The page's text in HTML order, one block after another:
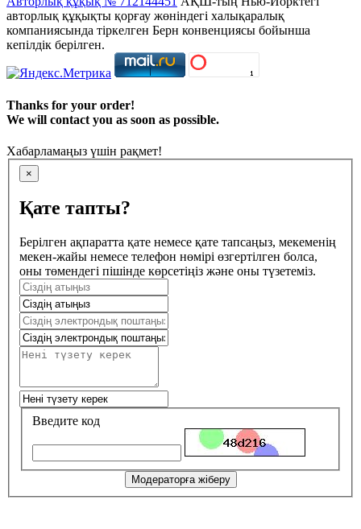
авторлық құқықты қорғау жөніндегі халықаралық
компаниясында тіркелген Берн конвенциясы бойынша
кепілдік берілген.
Thanks for your order!
We will contact you as soon as possible.
Хабарламаңыз үшін рақмет!
×
Қате тапты?
Берілген ақпаратта қате немесе қате тапсаңыз, мекеменің
мекен-жайы немесе телефон нөмірі өзгертілген болса,
оны төмендегі пішінде көрсетіңіз және оны түзетеміз.
Введите код
Модераторға жіберу